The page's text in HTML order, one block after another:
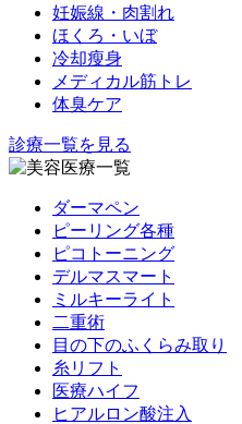
妊娠線・肉割れ
ほくろ・いぼ
冷却瘦身
メディカル筋トレ
体臭ケア
診療一覧を見る
ダーマペン
ピーリング各種
ピコトーニング
デルマスマート
ミルキーライト
二重術
目の下のふくらみ取り
糸リフト
医療ハイフ
ヒアルロン酸注入